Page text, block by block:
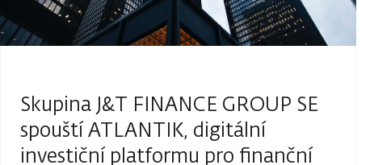
Skupina J&T FINANCE GROUP SE
spouští ATLANTIK, digitální
investiční platformu pro finanční